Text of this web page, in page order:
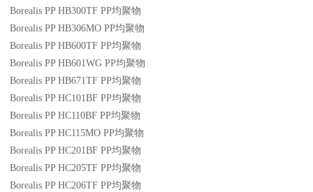
Borealis PP HB300TF PP均聚物
Borealis PP HB306MO PP均聚物
Borealis PP HB600TF PP均聚物
Borealis PP HB601WG PP均聚物
Borealis PP HB671TF PP均聚物
Borealis PP HC101BF PP均聚物
Borealis PP HC110BF PP均聚物
Borealis PP HC115MO PP均聚物
Borealis PP HC201BF PP均聚物
Borealis PP HC205TF PP均聚物
Borealis PP HC206TF PP均聚物